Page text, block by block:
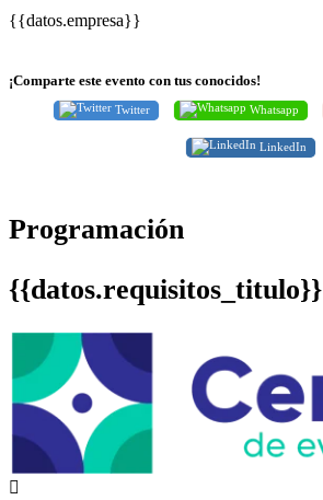
{{datos.empresa}}
¡Comparte este evento con tus conocidos!
Twitter Whatsapp
LinkedIn
Programación
{{datos.requisitos_titulo}}